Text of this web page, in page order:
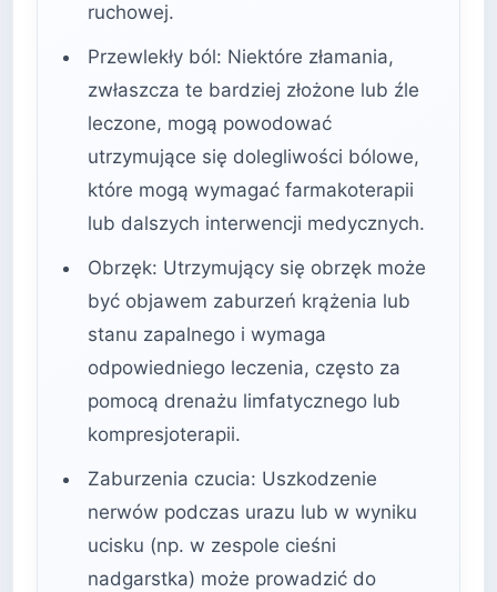
ruchowej.
Przewlekły ból: Niektóre złamania,
zwłaszcza te bardziej złożone lub źle
leczone, mogą powodować
utrzymujące się dolegliwości bólowe,
które mogą wymagać farmakoterapii
lub dalszych interwencji medycznych.
Obrzęk: Utrzymujący się obrzęk może
być objawem zaburzeń krążenia lub
stanu zapalnego i wymaga
odpowiedniego leczenia, często za
pomocą drenażu limfatycznego lub
kompresjoterapii.
Zaburzenia czucia: Uszkodzenie
nerwów podczas urazu lub w wyniku
ucisku (np. w zespole cieśni
nadgarstka) może prowadzić do